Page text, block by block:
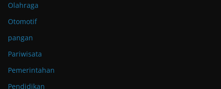
Olahraga
Otomotif
pangan
Pariwisata
Pemerintahan
Pendidikan